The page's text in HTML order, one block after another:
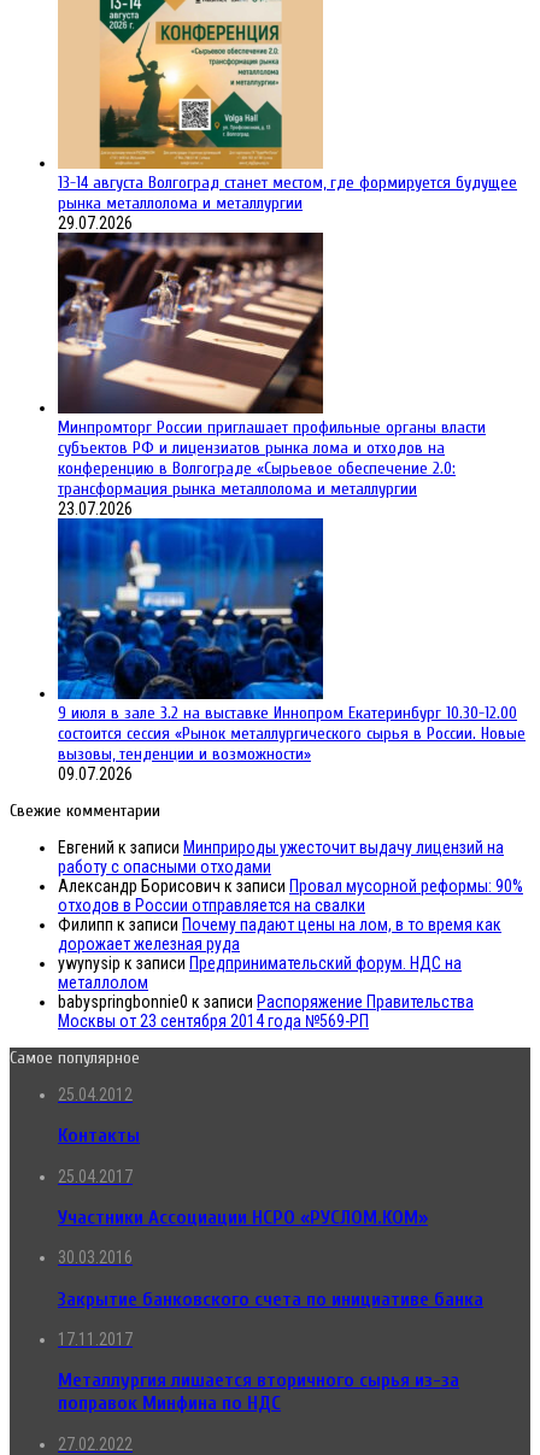
13-14 августа Волгоград станет местом, где формируется будущее
рынка металлолома и металлургии
29.07.2026
Минпромторг России приглашает профильные органы власти
субъектов РФ и лицензиатов рынка лома и отходов на
конференцию в Волгограде «Сырьевое обеспечение 2.0:
трансформация рынка металлолома и металлургии
23.07.2026
9 июля в зале 3.2 на выставке Иннопром Екатеринбург 10.30-12.00
состоится сессия «Рынок металлургического сырья в России. Новые
вызовы, тенденции и возможности»
09.07.2026
Свежие комментарии
Евгений к записи Минприроды ужесточит выдачу лицензий на
работу с опасными отходами
Александр Борисович к записи Провал мусорной реформы: 90%
отходов в России отправляется на свалки
Филипп к записи Почему падают цены на лом, в то время как
дорожает железная руда
ywynysip к записи Предпринимательский форум. НДС на
металлолом
babyspringbonnie0 к записи Распоряжение Правительства
Москвы от 23 сентября 2014 года №569-РП
Самое популярное
25.04.2012
Контакты
25.04.2017
Участники Ассоциации НСРО «РУСЛОМ.КОМ»
30.03.2016
Закрытие банковского счета по инициативе банка
17.11.2017
Металлургия лишается вторичного сырья из-за
поправок Минфина по НДС
27.02.2022